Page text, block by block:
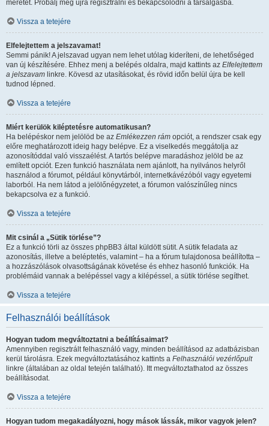
méretét. Próbálj meg újra regisztrálni és bekapcsolódni a társalgásba.
Vissza a tetejére
Elfelejtettem a jelszavamat!
Semmi pánik! A jelszavad ugyan nem lehet utólag kideríteni, de lehetőséged
van új készítésére. Ehhez menj a belépés oldalra, majd kattints az Elfelejtettem
a jelszavam linkre. Kövesd az utasításokat, és rövid időn belül újra be kell
tudnod lépned.
Vissza a tetejére
Miért kerülök kiléptetésre automatikusan?
Ha belépéskor nem jelölöd be az Emlékezzen rám opciót, a rendszer csak egy
előre meghatározott ideig hagy belépve. Ez a viselkedés meggátolja az
azonosítóddal való visszaélést. A tartós belépve maradáshoz jelöld be az
említett opciót. Ezen funkció használata nem ajánlott, ha nyilvános helyről
használod a fórumot, például könyvtárból, internetkávézóból vagy egyetemi
laborból. Ha nem látod a jelölőnégyzetet, a fórumon valószínűleg nincs
bekapcsolva ez a funkció.
Vissza a tetejére
Mit csinál a „Sütik törlése”?
Ez a funkció törli az összes phpBB3 által küldött sütit. A sütik feladata az
azonosítás, illetve a beléptetés, valamint – ha a fórum tulajdonosa beállította –
a hozzászólások olvasottságának követése és ehhez hasonló funkciók. Ha
problémáid vannak a belépéssel vagy a kilépéssel, a sütik törlése segíthet.
Vissza a tetejére
Felhasználói beállítások
Hogyan tudom megváltoztatni a beállításaimat?
Amennyiben regisztrált felhasználó vagy, minden beállításod az adatbázisban
kerül tárolásra. Ezek megváltoztatásához kattints a Felhasználói vezérlőpult
linkre (általában az oldal tetején található). Itt megváltoztathatod az összes
beállításodat.
Vissza a tetejére
Hogyan tudom megakadályozni, hogy mások lássák, mikor vagyok jelen?